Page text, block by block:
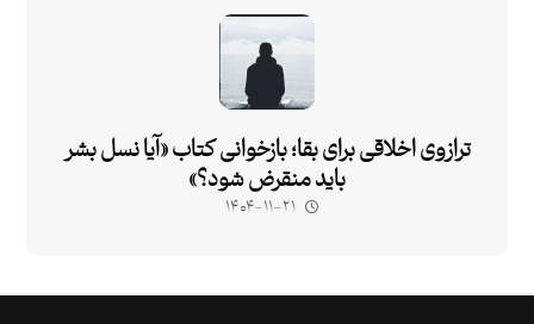
ترازوی اخلاقی برای بقا؛ بازخوانی کتاب «آیا نسل بشر
باید منقرض شود؟»
۱۴۰۴-۱۱-۲۱